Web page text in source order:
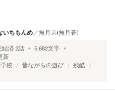
いちもんめ／無月弟(無月蒼)
結済2話 5,682文字
新
校 昔ながらの遊び
残酷